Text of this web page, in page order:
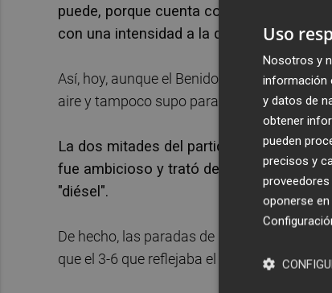
puede, porque cuenta con jugadores
con una intensidad a la que otros no
Así, hoy, aunque el Benidorm hizo un
aire y tampoco supo parar el partido
La dos mitades del partido fueron, por
fue ambicioso y trató de jugar sus
"diésel".
De hecho, las paradas de Markelau fueron
que el 3-6 que reflejaba el marcador cerca
Uso
Nosotros y
información
y datos de
obtener
pueden
precisos y
oponerse en